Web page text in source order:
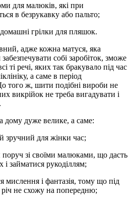
для малюків, які при
в безрукавку або пальто;
грілки для пляшок.
адже кожна матуся, яка
собі заробіток, зможе
ті речі, яких так бракувало під час
а саме в період
того ж, шити подібні вироби не
викрійок не треба вигадувати і
дому дуже велике, а саме:
для жінки час;
зі своїми малюками, що дасть
і займатися рукоділлям;
мислення і фантазія, тому що під
річ не схожу на попередню;